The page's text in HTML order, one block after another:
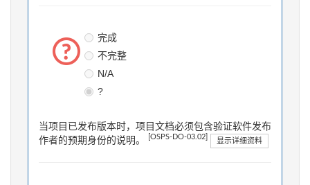
完成
不完整
N/A
?
当项目已发布版本时，项目文档必须包含验证软件发布
作者的预期身份的说明。
[OSPS-DO-03.02] 显示详细资料